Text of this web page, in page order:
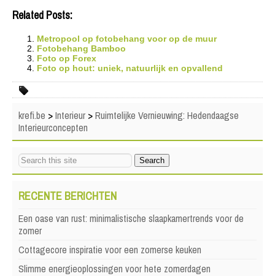
Related Posts:
Metropool op fotobehang voor op de muur
Fotobehang Bamboo
Foto op Forex
Foto op hout: uniek, natuurlijk en opvallend
krefi.be >Interieur >Ruimtelijke Vernieuwing: Hedendaagse
Interieurconcepten
RECENTE BERICHTEN
Een oase van rust: minimalistische slaapkamertrends voor de
zomer
Cottagecore inspiratie voor een zomerse keuken
Slimme energieoplossingen voor hete zomerdagen